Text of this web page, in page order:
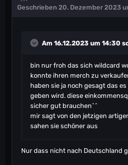
Geschrieben 20. Dezember 2023
Am 16.12.2023 um 14:30
bin nur froh das sich wildcard
konnte ihren merch zu
haben sie ja noch gesagt das
geben wird. diese
sicher gut brauchen^^
mir sagt von den jetzigen
sahen sie schöner aus
Nur dass nicht nach Deutschland